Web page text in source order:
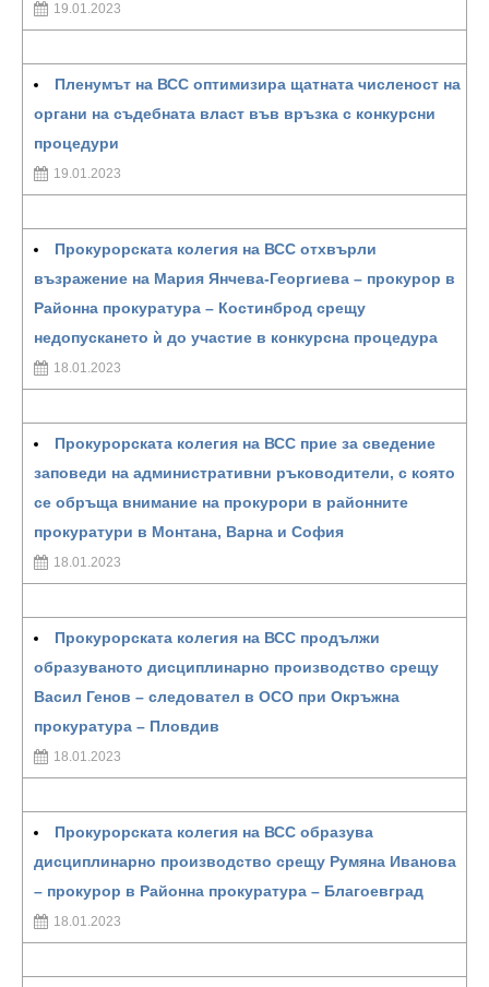
19.01.2023
Пленумът на ВСС оптимизира щатната численост на
органи на съдебната власт във връзка с конкурсни
процедури
19.01.2023
Прокурорската колегия на ВСС отхвърли
възражение на Мария Янчева-Георгиева – прокурор в
Районна прокуратура – Костинброд срещу
недопускането ѝ до участие в конкурсна процедура
18.01.2023
Прокурорската колегия на ВСС прие за сведение
заповеди на административни ръководители, с която
се обръща внимание на прокурори в районните
прокуратури в Монтана, Варна и София
18.01.2023
Прокурорската колегия на ВСС продължи
образуваното дисциплинарно производство срещу
Васил Генов – следовател в ОСО при Окръжна
прокуратура – Пловдив
18.01.2023
Прокурорската колегия на ВСС образува
дисциплинарно производство срещу Румяна Иванова
– прокурор в Районна прокуратура – Благоевград
18.01.2023